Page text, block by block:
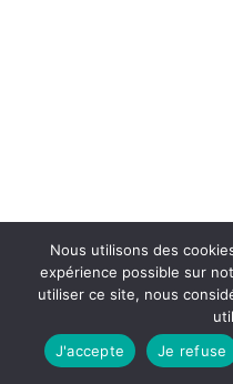
Nous utilisons des
expérience possible sur
utiliser ce site, nous
J'accepte
Je refuse